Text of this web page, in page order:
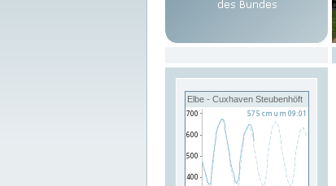
Elbe - Cuxhaven Steubenhöft